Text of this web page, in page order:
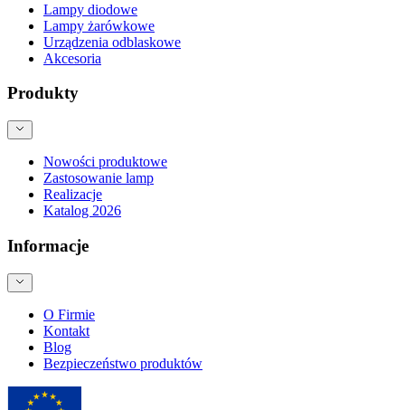
Lampy diodowe
Lampy żarówkowe
Urządzenia odblaskowe
Akcesoria
Produkty
Nowości produktowe
Zastosowanie lamp
Realizacje
Katalog 2026
Informacje
O Firmie
Kontakt
Blog
Bezpieczeństwo produktów